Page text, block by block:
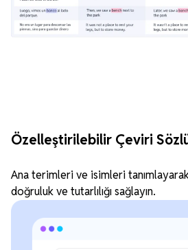
Özelleştirilebilir Çeviri
Ana terimleri ve isimleri
doğruluk ve tutarlılığı sağlayın.